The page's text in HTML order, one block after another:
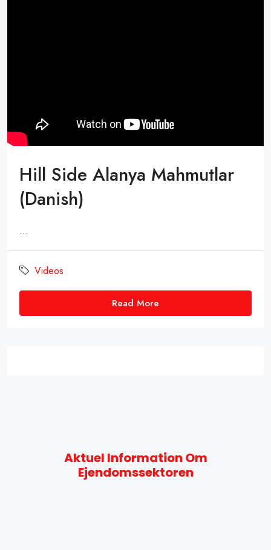
Hill Side Alanya Mahmutlar
(Danish)
...
Videos
Read More
Aktuel Information Om
Ejendomssektoren